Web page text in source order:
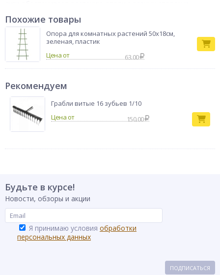
идеально подходит для поддержки растений в горшках и в
грунте, а также для использования в огородах, на балконах и
террасах. Простая в использовании, она предлагает
надежную поддержку для ваших растений в течение всего
сезона роста.
Опора для
Бренд
Похожие товары
Опора для комнатных растений 50х18см,
зеленая, пластик
Цена от
63.00
Рекомендуем
Грабли витые 16 зубьев 1/10
150.00
Будьте в курсе!
Новости, обзоры и акции
Я принимаю условия обработки
персональных данных
ПОДПИСАТЬСЯ